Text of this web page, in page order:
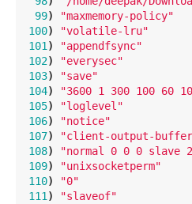
99)
"maxmemory-policy"
100)
"volatile-lru"
101 )
"appendfsync"
102)
"everysec"
103)
"save"
104)
"3600 1 300 100 60
105)
"loglevel"
106)
"notice"
107)
"client-output-
108)
"normal 0 0 0 slave
109)
"unixsocketperm"
110)
"0"
111 )
"slaveof"